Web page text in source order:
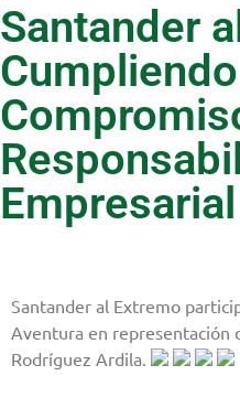
Santander
Empresarial
Santander al Extremo
Aventura en representación
Rodríguez Ardila.